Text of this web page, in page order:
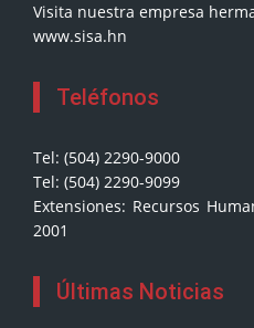
Visita nuestra empresa
www.sisa.hn
Teléfonos
Tel: (504) 2290-9000
Tel: (504) 2290-9099
Extensiones: Recursos
2001
Últimas Noticias